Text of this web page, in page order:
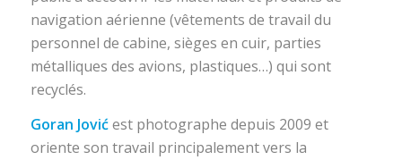
navigation aérienne (vêtements de travail du
personnel de cabine, sièges en cuir, parties
métalliques des avions, plastiques…) qui sont
recyclés.
Goran Jovićest photographe depuis 2009 et
oriente son travail principalement vers la